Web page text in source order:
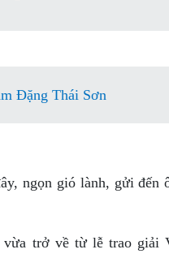
Đặng Thái Sơn
ngọn gió lành, gửi đến
vừa trở về từ lễ trao giải